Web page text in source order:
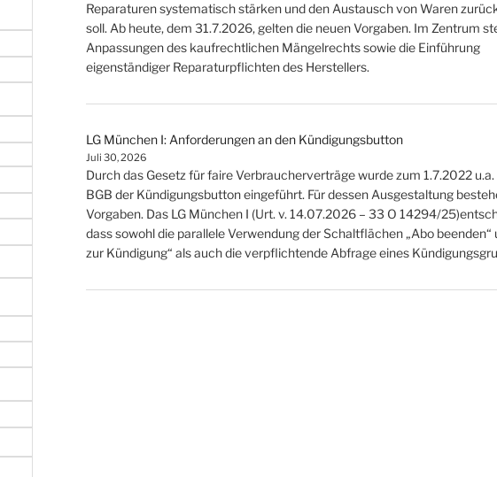
Reparaturen systematisch stärken und den Austausch von Waren
soll. Ab heute, dem 31.7.2026, gelten die neuen Vorgaben. Im Zentrum
Anpassungen des kaufrechtlichen Mängelrechts sowie die Einführung
eigenständiger Reparaturpflichten des Herstellers.
LG München I: Anforderungen an den Kündigungsbutton
Juli 30, 2026
Durch das Gesetz für faire Verbraucherverträge wurde zum 1.7.2022 u.a.
BGB der Kündigungsbutton eingeführt. Für dessen Ausgestaltung
Vorgaben. Das LG München I (Urt. v. 14.07.2026 – 33 O 14294/
dass sowohl die parallele Verwendung der Schaltflächen „Abo beenden“
zur Kündigung“ als auch die verpflichtende Abfrage eines